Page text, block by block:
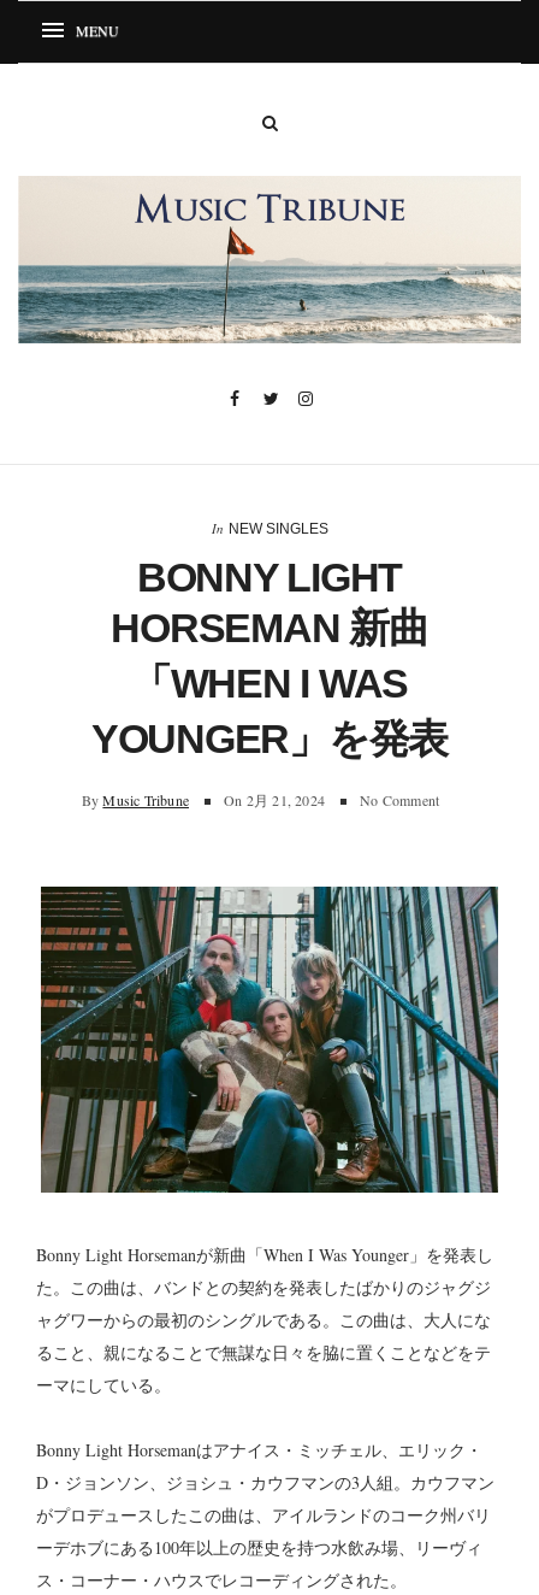
In NEW SINGLES
BONNY LIGHT
HORSEMAN 新曲
「WHEN I WAS
YOUNGER」を発表
By Music Tribune On 2月 21, 2024 No Comment
Bonny Light Horsemanが新曲「When I Was Younger」を発表し
た。この曲は、バンドとの契約を発表したばかりのジャグジ
ャグワーからの最初のシングルである。この曲は、大人にな
ること、親になることで無謀な日々を脇に置くことなどをテ
ーマにしている。
Bonny Light Horsemanはアナイス・ミッチェル、エリック・
D・ジョンソン、ジョシュ・カウフマンの3人組。カウフマン
がプロデュースしたこの曲は、アイルランドのコーク州バリ
ーデホブにある100年以上の歴史を持つ水飲み場、リーヴィ
ス・コーナー・ハウスでレコーディングされた。